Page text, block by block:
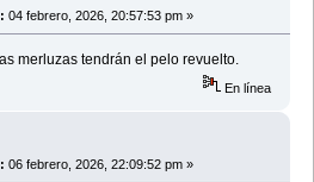
04 febrero, 2026, 20:57:53 pm »
merluzas tendrán el pelo revuelto.
En línea
06 febrero, 2026, 22:09:52 pm »